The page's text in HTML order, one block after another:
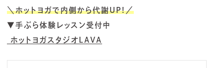
＼ホットヨガで内側から代謝UP!／
▼手ぶら体験レッスン受付中
ホットヨガスタジオLAVA